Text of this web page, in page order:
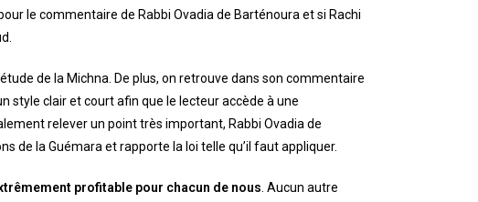
le commentaire de Rabbi Ovadia de Barténoura et si Rachi
de la Michna. De plus, on retrouve dans son commentaire
style clair et court afin que le lecteur accède à une
relever un point très important, Rabbi Ovadia de
de la Guémara et rapporte la loi telle qu’il faut appliquer.
profitable pour chacun de nous . Aucun autre